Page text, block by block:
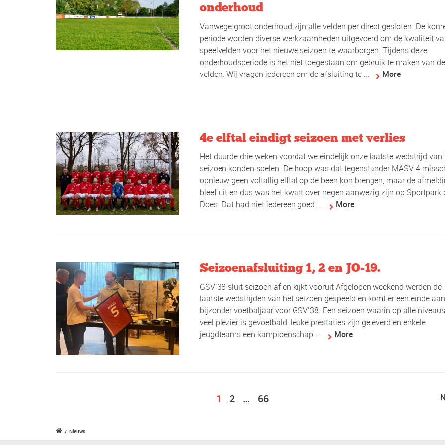
onderhoud
Vanwege groot onderhoud zijn alle velden per direct gesloten. De
periode worden diverse werkzaamheden uitgevoerd om de kwaliteit
speelvelden voor het nieuwe seizoen te waarborgen. Tijdens deze
onderhoudsperiode is het niet toegestaan om gebruik te maken van de
velden. Wij vragen iedereen om de afsluiting te ...
More
4e elftal eindigt seizoen met verlies
Het duurde drie weken voordat we eindelijk onze laatste wedstrijd van
seizoen konden spelen. De hoop was dat tegenstander MASV 4
opnieuw geen voltallig elftal op de been kon brengen, maar de
bleef uit en dus was het kwart over negen aanwezig zijn op Sportpark
Does. Dat had niet iedereen goed ...
More
Seizoenafsluiting 1, 2 en JO-19.
GSV’38 sluit seizoen af en kijkt vooruit Afgelopen weekend werden de
laatste wedstrijden van het seizoen gespeeld en komt er een einde
bijzonder voetbaljaar voor GSV’38. Een seizoen waarin op alle
veel plezier is gevoetbald, leuke prestaties zijn geleverd en enkele
jeugdteams een kampioenschap ...
More
1 2 … 66
/ Nieuws